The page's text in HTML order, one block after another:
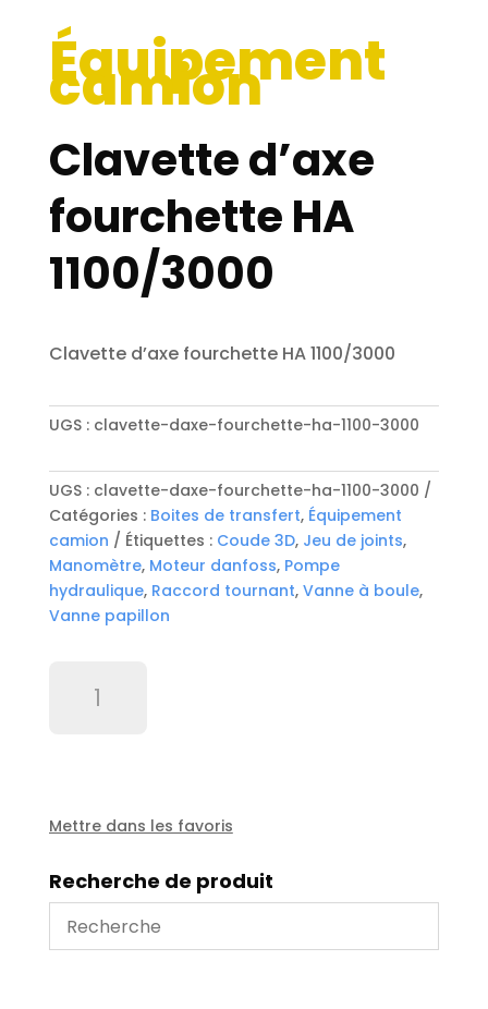
Équipement
camion
Clavette d’axe
fourchette HA
1100/3000
Clavette d’axe fourchette HA 1100/3000
UGS : clavette-daxe-fourchette-ha-1100-3000
UGS : clavette-daxe-fourchette-ha-1100-3000
Catégories : Boites de transfert, Équipement
camion
Étiquettes : Coude 3D, Jeu de joints,
Manomètre, Moteur danfoss, Pompe
hydraulique, Raccord tournant, Vanne à boule,
Vanne papillon
1100/3000
Mettre dans les favoris
Recherche de produit